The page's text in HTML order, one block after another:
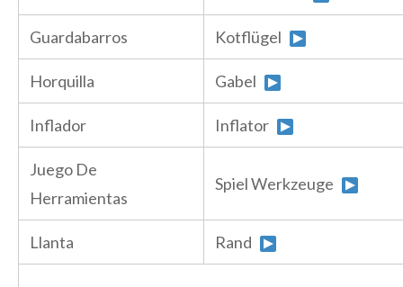
Guardabarros Kotflügel
Horquilla Gabel
Inflador Inflator
Juego De
Herramientas
Spiel Werkzeuge
Llanta Rand